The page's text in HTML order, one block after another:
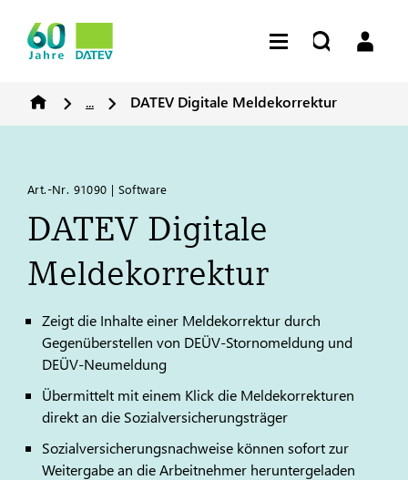
... DATEV Digitale Meldekorrektur
Art.-Nr. 91090 | Software
DATEVDigitale
Meldekorrektur
Zeigt die Inhalte einer Meldekorrektur durch
Gegenüberstellen von DEÜV-Stornomeldung und
DEÜV-Neumeldung
Übermittelt mit einem Klick die Meldekorrekturen
direkt an die Sozialversicherungsträger
Sozialversicherungsnachweise können sofort zur
Weitergabe an die Arbeitnehmer heruntergeladen